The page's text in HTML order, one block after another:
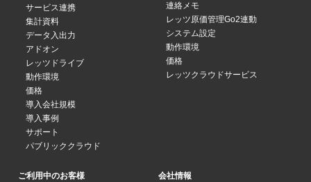
サービス連携
集計資料
データ入出力
アドオン
レッツドライブ
動作環境
価格
導入会社規模
導入事例
サポート
パブリッククラウド
連絡メモ
レッツ原価管理Go2連動
システム設定
動作環境
価格
レッツクラウドサービス
ご利用中のお客様 会社情報